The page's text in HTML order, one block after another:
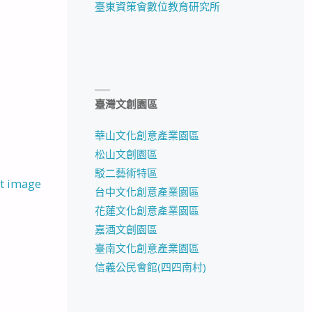
image
臺東資策會數位教育研究所
臺灣文創園區
華山文化創意產業園區
松山文創園區
駁二藝術特區
台中文化創意產業園區
花蓮文化創意產業園區
嘉酒文創園區
臺南文化創意產業園區
信義公民會館(四四南村)